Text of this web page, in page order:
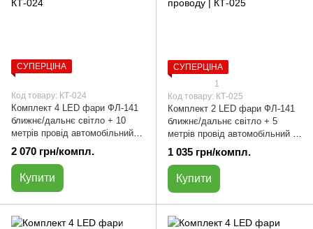
СУПЕРЦІНА
Код товару: КТ-024
Комплект 4 LED фари ФЛ-141
ближнє/дальнє світло + 10
метрів провід автомобільний |
КТ-024
2 070 грн/компл.
Купити
СУПЕРЦІНА
1
Код товару: КТ-025
Комплект 2 LED фари ФЛ-141
ближнє/дальнє світло + 5
метрів провід автомобільний |
КТ-025
1 035 грн/компл.
Купити